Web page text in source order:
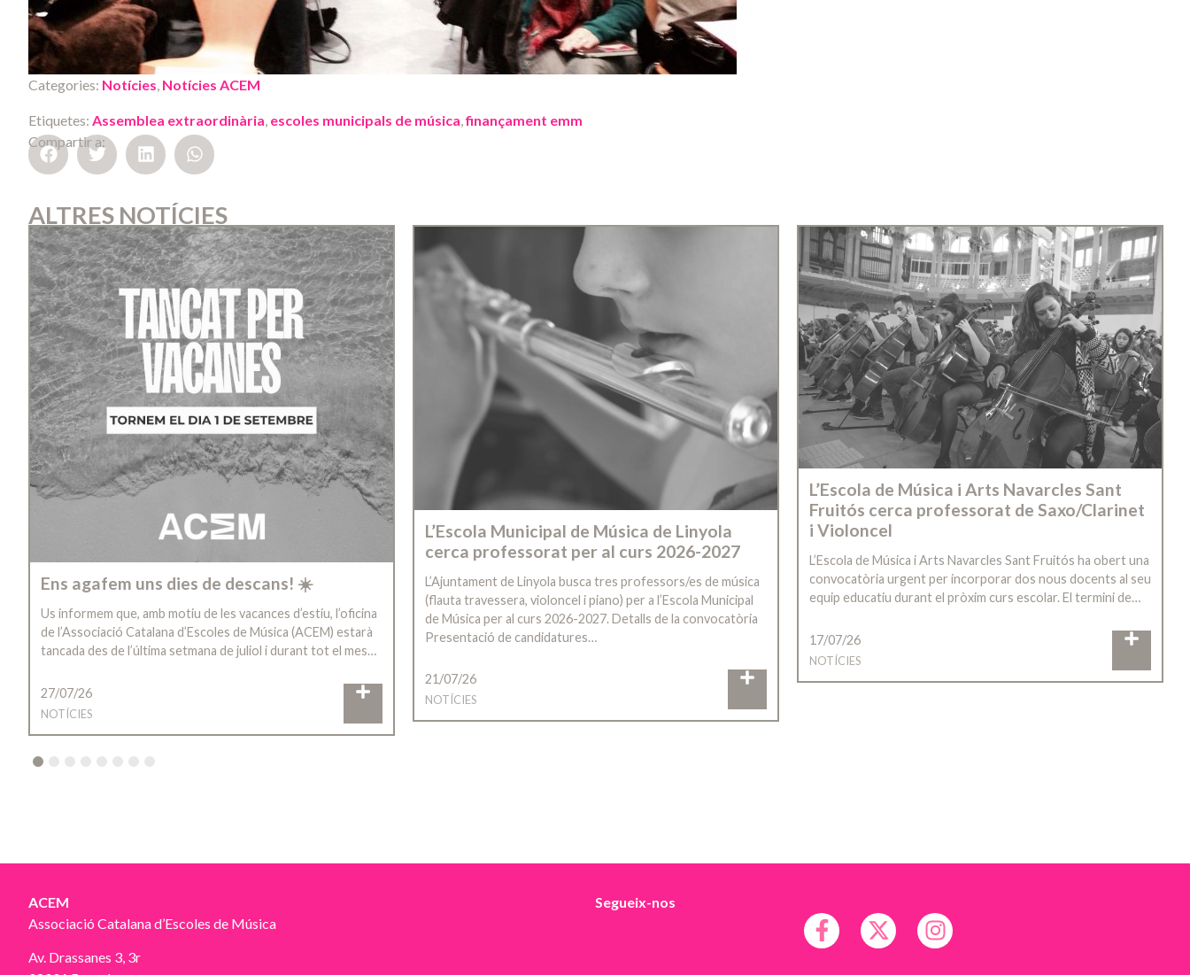
Categories: Notícies Notícies ACEM
Etiquetes: Assemblea extraordinària escoles municipals de música ,finançament emm
Compartir a:
ALTRES NOTÍCIES
Ens agafem uns dies de descans! ☀️
Us informem que, amb motiu de les vacances d’estiu, l’oficina
de l’Associació Catalana d’Escoles de Música (ACEM) estarà
tancada des de l’última setmana de juliol i durant tot el mes…
27/07/26
NOTÍCIES
L’Escola Municipal de Música de Linyola
cerca professorat per al curs 2026-2027
L’Ajuntament de Linyola busca tres professors/es de música
(flauta travessera, violoncel i piano) per a l’Escola Municipal
de Música per al curs 2026-2027. Detalls de la convocatòria
Presentació de candidatures…
21/07/26
NOTÍCIES
L’Escola de Música i Arts Navarcles Sant
Fruitós cerca professorat de Saxo/Clarinet
i Violoncel
L’Escola de Música i Arts Navarcles Sant Fruitós ha obert una
convocatòria urgent per incorporar dos nous docents al seu
equip educatiu durant el pròxim curs escolar. El termini de…
17/07/26
NOTÍCIES
4 5 6 7 8
ACEM
Associació Catalana d’Escoles de Música
Av. Drassanes 3, 3r
Segueix-nos